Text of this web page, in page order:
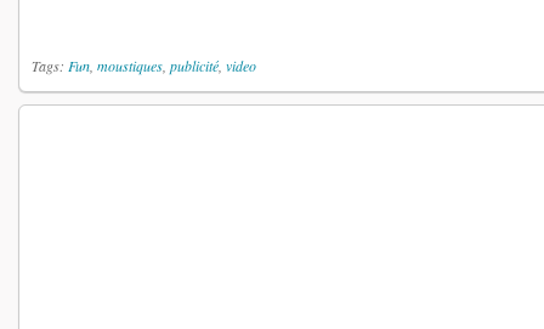
Tags: Fun moustiques publicité video